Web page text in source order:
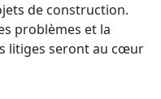
de construction.
problèmes et la
litiges seront au cœur